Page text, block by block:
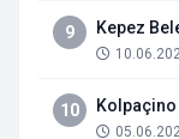
9 Kepez
10